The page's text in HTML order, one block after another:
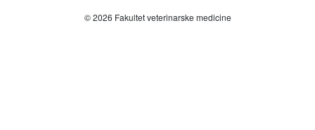
© 2026 Fakultet veterinarske medicine